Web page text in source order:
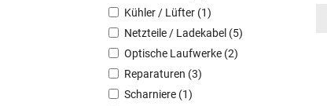
Kühler / Lüfter (1)
Netzteile / Ladekabel (5)
Optische Laufwerke (2)
Reparaturen (3)
Scharniere (1)